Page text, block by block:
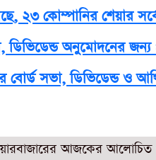
২৩ কোম্পানির শেয়ার
অনুমোদনের জন্য
বোর্ড সভা, ডিভিডেন্ড ও
আজকের